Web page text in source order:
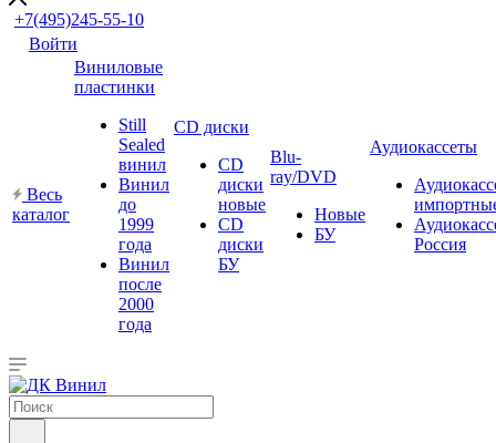
+7(495)245-55-10
Войти
Весь
каталог
Виниловые
пластинки
Still
Sealed
винил
Винил
до
1999
года
Винил
после
2000
года
CD диски
CD
диски
новые
CD
диски
БУ
Blu-
ray/DVD
Новые
БУ
Аудиокассеты
Россия